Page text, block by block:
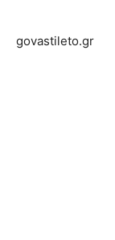
govastileto.gr